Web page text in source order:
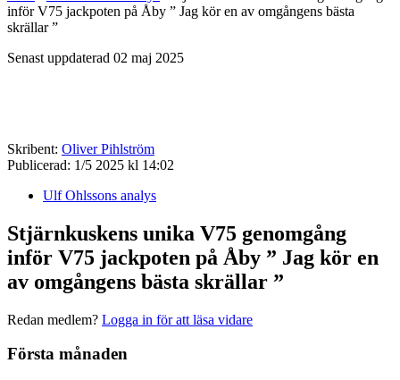
inför V75 jackpoten på Åby ” Jag kör en av omgångens bästa
skrällar ”
Senast uppdaterad 02 maj 2025
Skribent: Oliver Pihlström
Publicerad: 1/5 2025 kl 14:02
Ulf Ohlssons analys
Stjärnkuskens unika V75 genomgång
inför V75 jackpoten på Åby ” Jag kör en
av omgångens bästa skrällar ”
Redan medlem? Logga in för att läsa vidare
Första månaden